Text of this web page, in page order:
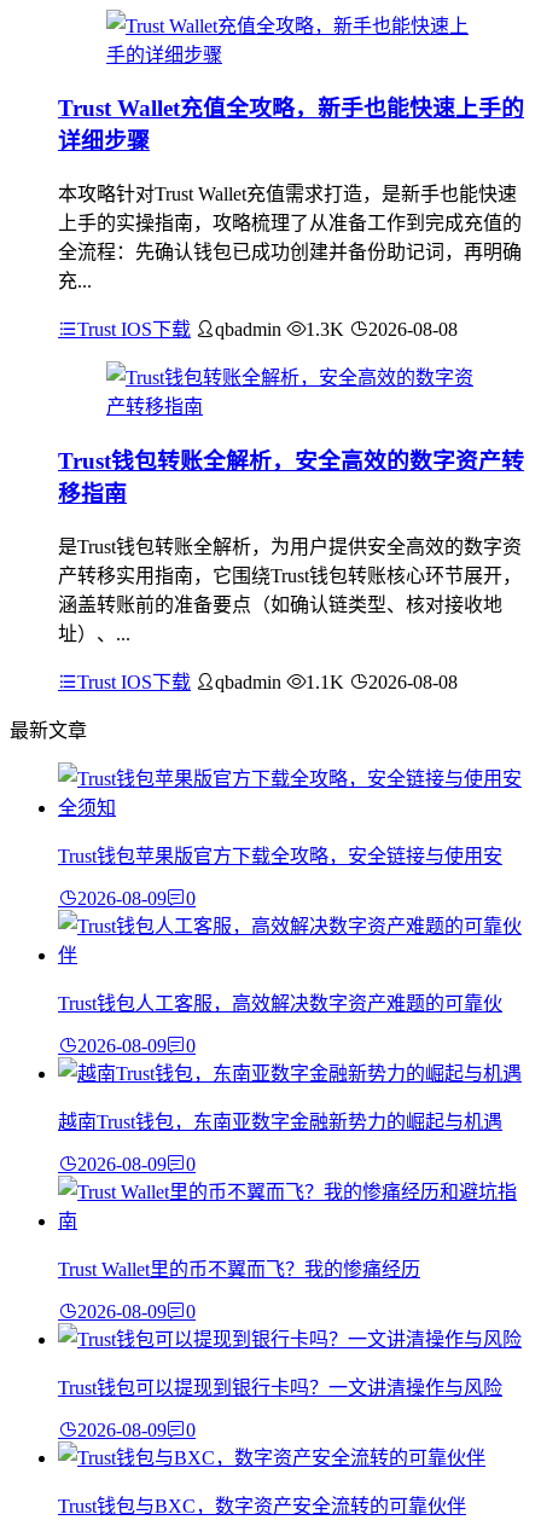
Trust Wallet充值全攻略，新手也能快速上手的
详细步骤
本攻略针对Trust Wallet充值需求打造，是新手也能快速
上手的实操指南，攻略梳理了从准备工作到完成充值的
全流程：先确认钱包已成功创建并备份助记词，再明确
充...
Trust IOS下载 qbadmin 1.3K 2026-08-08
Trust钱包转账全解析，安全高效的数字资产转
移指南
是Trust钱包转账全解析，为用户提供安全高效的数字资
产转移实用指南，它围绕Trust钱包转账核心环节展开，
涵盖转账前的准备要点（如确认链类型、核对接收地
址）、...
Trust IOS下载 qbadmin 1.1K 2026-08-08
最新文章
Trust钱包苹果版官方下载全攻略，安全链接与使用安
2026-08-09 0
Trust钱包人工客服，高效解决数字资产难题的可靠伙
2026-08-09 0
越南Trust钱包，东南亚数字金融新势力的崛起与机遇
2026-08-09 0
Trust Wallet里的币不翼而飞？我的惨痛经历
2026-08-09 0
Trust钱包可以提现到银行卡吗？一文讲清操作与风险
2026-08-09 0
Trust钱包与BXC，数字资产安全流转的可靠伙伴